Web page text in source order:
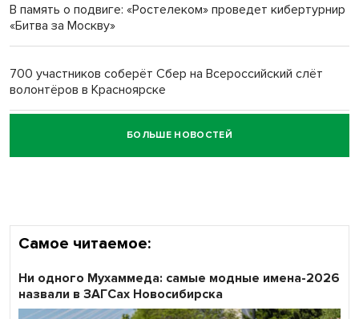
Обновлённое отделение ВТБ открылось в Искитиме
В память о подвиге: «Ростелеком» проведет кибертурнир
«Битва за Москву»
700 участников соберёт Сбер на Всероссийский слёт
волонтёров в Красноярске
Честный выбор: видеонаблюдение обеспечит
объективность результатов ЕДГ в Новосибирской
БОЛЬШЕ НОВОСТЕЙ
Самое читаемое:
Ни одного Мухаммеда: самые модные имена-2026
назвали в ЗАГСах Новосибирска